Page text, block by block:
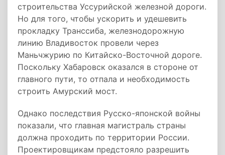
строительства Уссурийской железной дороги.
Но для того, чтобы ускорить и удешевить
прокладку Транссиба, железнодорожную
линию Владивосток провели через
Маньчжурию по Китайско-Восточной дороге.
Поскольку Хабаровск оказался в стороне от
главного пути, то отпала и необходимость
строить Амурский мост.
Однако последствия Русско-японской войны
показали, что главная магистраль страны
должна проходить по территории России.
Проектировщикам предстояло разрешить